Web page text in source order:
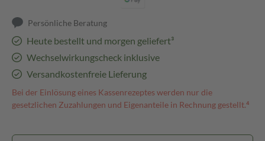
Persönliche Beratung
Heute bestellt und morgen geliefert³
Wechselwirkungscheck inklusive
Versandkostenfreie Lieferung
Bei der Einlösung eines Kassenrezeptes werden nur die
gesetzlichen Zuzahlungen und Eigenanteile in Rechnung gestellt.⁴